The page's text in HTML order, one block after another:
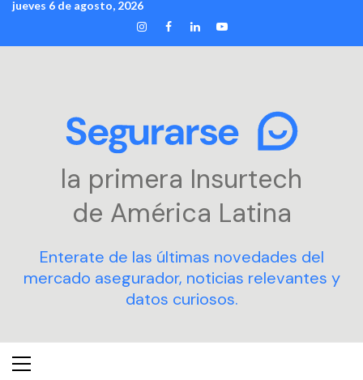
Skip
content
jueves 6 de agosto, 2026
INSTAGRAM
FACEBOOK
LINKEDIN
YOUTUBE
la primera Insurtech
de América Latina
Enterate de las últimas novedades del
mercado asegurador, noticias relevantes y
datos curiosos.
Primary